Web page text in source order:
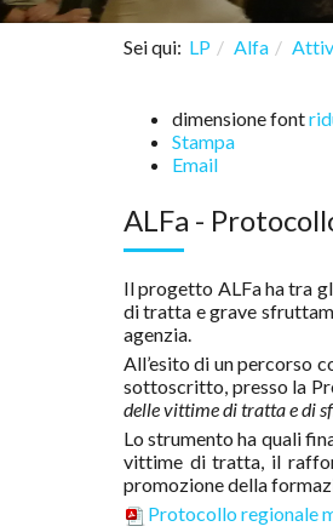
Sei qui: LP Alfa
dimensione font
Stampa
Email
ALFa -
Il progetto ALFa ha tra
di tratta e grave
agenzia.
All’esito di un percorso
sottoscritto, presso la
delle vittime di tratta e di
Lo strumento ha quali
vittime di tratta, il
promozione della
Protocollo regionale